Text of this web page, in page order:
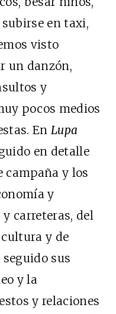
en taxi,
visto
un danzón,
y
pocos medios
En Lupa
en detalle
campaña y los
y
carreteras, del
y de
sus
y la
y relaciones